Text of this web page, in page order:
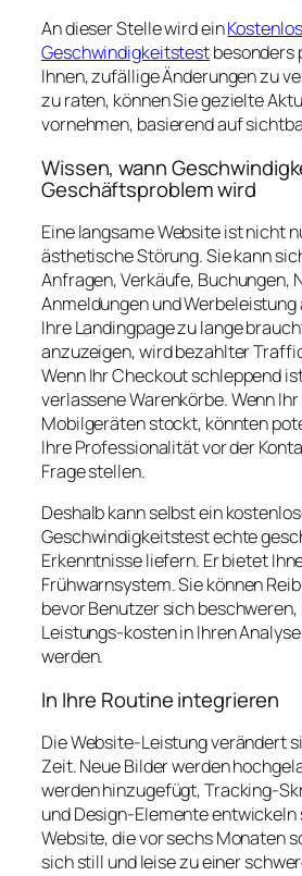
An dieser Stelle wird ein
Geschwindigkeitstestbesonders
Ihnen, zufällige Änderungen zu
zu raten, können Sie gezielte
vornehmen, basierend auf
Wissen, wann
Geschäftsproblem wird
Eine langsame Website ist nicht
ästhetische Störung. Sie kann
Anfragen, Verkäufe, Buchungen,
Anmeldungen und Werbeleistung
Ihre Landingpage zu lange
anzuzeigen, wird bezahlter
Wenn Ihr Checkout schleppend
verlassene Warenkörbe. Wenn
Mobilgeräten stockt, könnten
Ihre Professionalität vor der
Frage stellen.
Deshalb kann selbst ein
Geschwindigkeitstest echte
Erkenntnisse liefern. Er bietet
Frühwarnsystem. Sie können
bevor Benutzer sich beschweren,
Leistungs-kosten in Ihren
werden.
In Ihre Routine integrieren
Die Website-Leistung verändert
Zeit. Neue Bilder werden
werden hinzugefügt, Tracking-
und Design-Elemente entwickeln
Website, die vor sechs Monaten
sich still und leise zu einer